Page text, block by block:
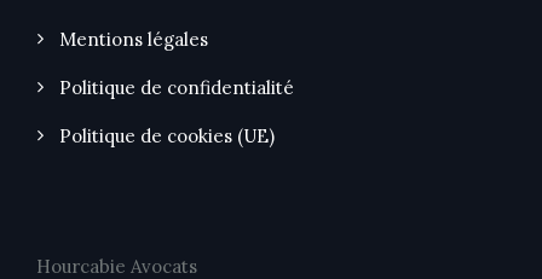
Mentions légales
Politique de confidentialité
Politique de cookies (UE)
Hourcabie Avocats